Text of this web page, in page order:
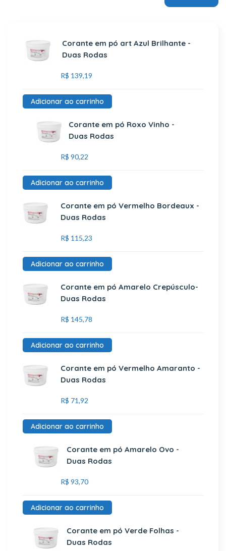
Corante em pó art Azul Brilhante -
Duas Rodas
R$ 139,19
Adicionar ao carrinho
Corante em pó Roxo Vinho -
Duas Rodas
R$ 90,22
Adicionar ao carrinho
Corante em pó Vermelho Bordeaux -
Duas Rodas
R$ 115,23
Adicionar ao carrinho
Corante em pó Amarelo Crepúsculo-
Duas Rodas
R$ 145,78
Adicionar ao carrinho
Corante em pó Vermelho Amaranto -
Duas Rodas
R$ 71,92
Adicionar ao carrinho
Corante em pó Amarelo Ovo -
Duas Rodas
R$ 93,70
Adicionar ao carrinho
Corante em pó Verde Folhas -
Duas Rodas